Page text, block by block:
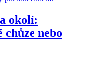
okolí:
nebo